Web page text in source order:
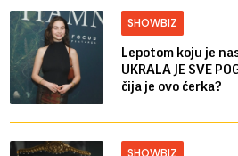
SHOWBIZ
Lepotom koju je
UKRALA JE SVE
čija je ovo ćerka?